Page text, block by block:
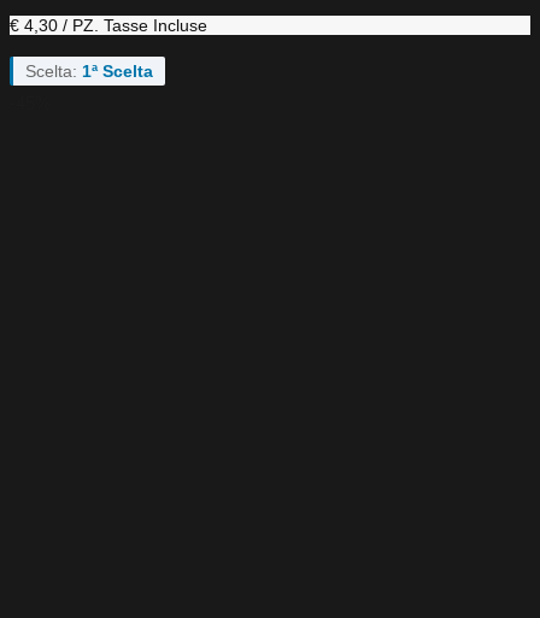
€ 4,30 / PZ. Tasse Incluse
Scelta: 1ª Scelta